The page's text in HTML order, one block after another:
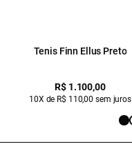
Tenis Finn Ellus Preto
R$ 1.100,00
10X de R$ 110,00 sem juros